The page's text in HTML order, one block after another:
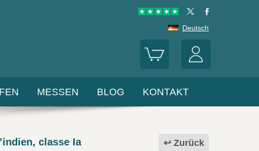
Deutsch
MESSEN BLOG KONTAKT
Zurück
classe Ia